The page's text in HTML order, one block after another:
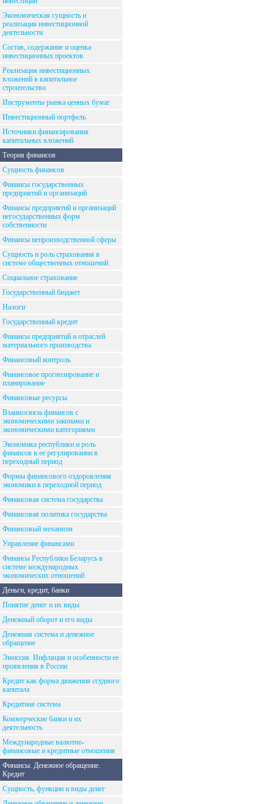
Экономическая сущность и
реализация инвестиционной
деятельности
Состав, содержание и оценка
инвестиционных проектов
Реализация инвестиционных
вложений в капитальное
строительство
Инструменты рынка ценных бумаг
Инвестиционный портфель
Источники финансирования
капитальных вложений
Теория финансов
Сущность финансов
Финансы государственных
предприятий и организаций
Финансы предприятий и организаций
негосударственных форм
собственности
Финансы непроизводственной сферы
Сущность и роль страхования в
системе общественных отношений
Социальное страхование
Государственный бюджет
Налоги
Государственный кредит
Финансы предприятий и отраслей
материального производства
Финансовый контроль
Финансовое прогнозирование и
планирование
Финансовые ресурсы
Взаимосвязь финансов с
экономическими законами и
экономическими категориями
Экономика республики и роль
финансов в ее регулировании в
переходный период
Формы финансового оздоровления
экономики в переходной период
Финансовая система государства
Финансовая политика государства
Финансовый механизм
Управление финансами
Финансы Республики Беларусь в
системе международных
экономических отношений
Деньги, кредит, банки
Понятие денег и их виды
Денежный оборот и его виды
Денежная система и денежное
обращение
Эмиссия. Инфляция и особенности ее
проявления в России
Кредит как форма движения ссудного
капитала
Кредитная система
Коммерческие банки и их
деятельность
Международные валютно-
финансовые и кредитные отношения
Финансы. Денежное обращение.
Кредит
Сущность, функции и виды денег